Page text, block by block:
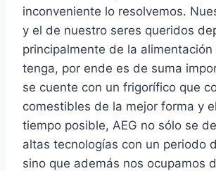
inconveniente lo resolvemos.
y el de nuestro seres queridos
principalmente de la alimentación
tenga, por ende es de suma
se cuente con un frigorífico que
comestibles de la mejor forma y
tiempo posible, AEG no sólo se
altas tecnologías con un periodo
sino que además nos ocupamos